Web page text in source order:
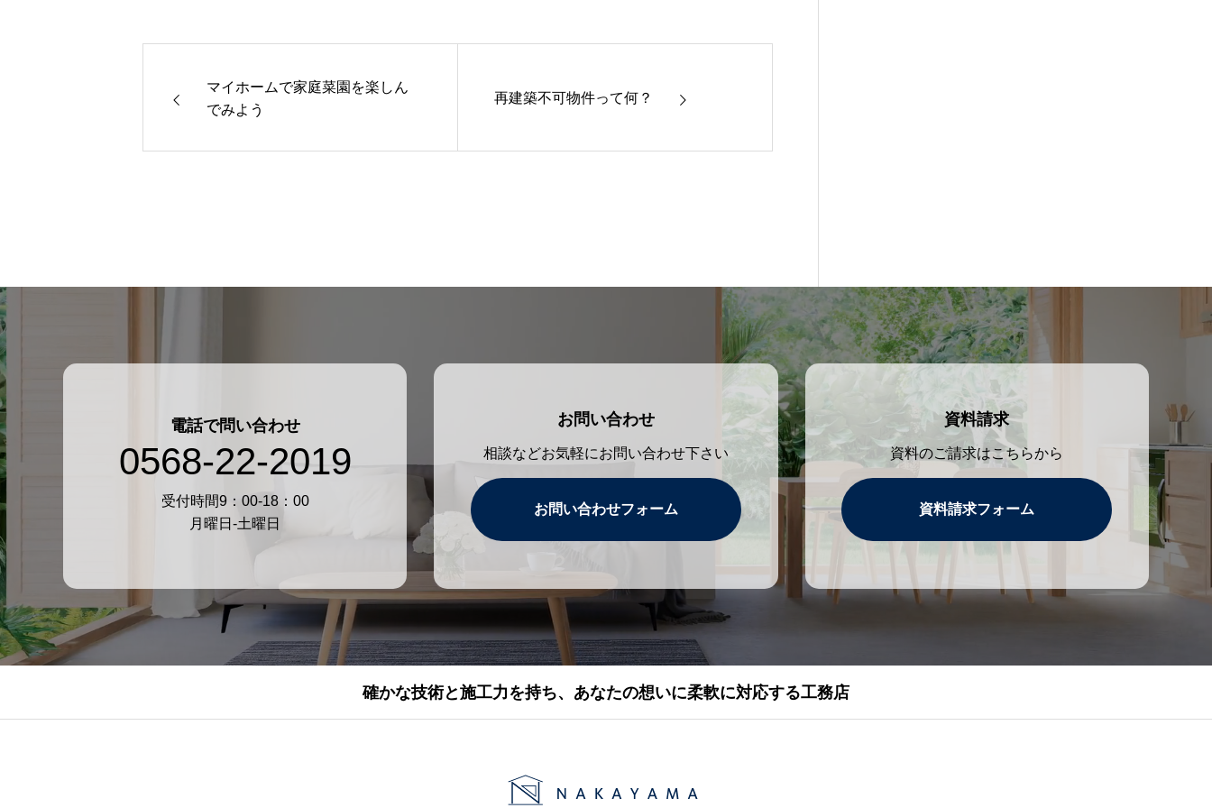
マイホームで家庭菜園を楽しん
でみよう
再建築不可物件って何？
電話で問い合わせ
0568-22-2019
受付時間9：00-18：00
月曜日-土曜日
お問い合わせ
相談などお気軽にお問い合わせ下さい
お問い合わせフォーム
資料請求
資料のご請求はこちらから
資料請求フォーム
確かな技術と施工力を持ち、あなたの想いに柔軟に対応する工務店